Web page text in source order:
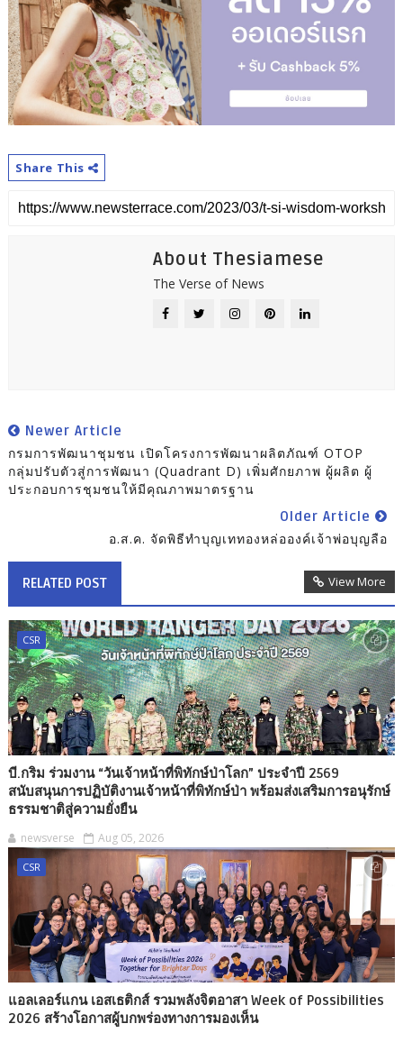
Share This
About Thesiamese
The Verse of News
Newer Article
กรมการพัฒนาชุมชน เปิดโครงการพัฒนาผลิตภัณฑ์ OTOP
กลุ่มปรับตัวสู่การพัฒนา (Quadrant D) เพิ่มศักยภาพ ผู้ผลิต ผู้
ประกอบการชุมชนให้มีคุณภาพมาตรฐาน
Older Article
อ.ส.ค. จัดพิธีทำบุญเททองหล่อองค์เจ้าพ่อบุญลือ
RELATED POST View More
CSR
บี.กริม ร่วมงาน “วันเจ้าหน้าที่พิทักษ์ป่าโลก” ประจำปี 2569
สนับสนุนการปฏิบัติงานเจ้าหน้าที่พิทักษ์ป่า พร้อมส่งเสริมการอนุรักษ์
ธรรมชาติสู่ความยั่งยืน
newsverse Aug 05, 2026
CSR
แอลเลอร์แกน เอสเธติกส์ รวมพลังจิตอาสา Week of Possibilities
2026 สร้างโอกาสผู้บกพร่องทางการมองเห็น